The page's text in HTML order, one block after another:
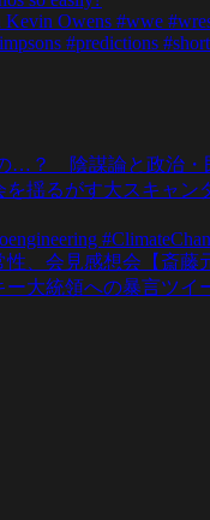
Kevin Owens #wwe
#predictions
…？ 陰謀論と政治・
を揺るがす大スキャ
性、会見感想会【斎
大統領への暴言ツ